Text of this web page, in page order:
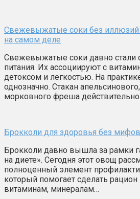
Свежевыжатые соки без иллюзий
на самом деле
Свежевыжатые соки давно стали
питания. Их ассоциируют с
детоксом и легкостью. На
однозначно. Стакан
морковного фреша
Брокколи для здоровья без
Брокколи давно вышла за рамки
на диете». Сегодня этот овощ
полноценный элемент
который помогает сделать рацион
витаминам, минералам…